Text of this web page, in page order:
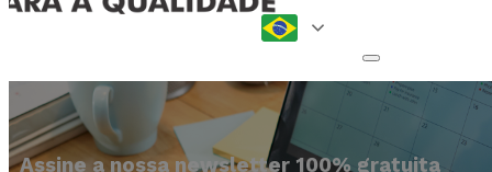
Assine a nossa newsletter 100% gratuita